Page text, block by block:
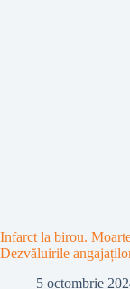
Infarct la birou.
Dezvăluirile
5 octombrie